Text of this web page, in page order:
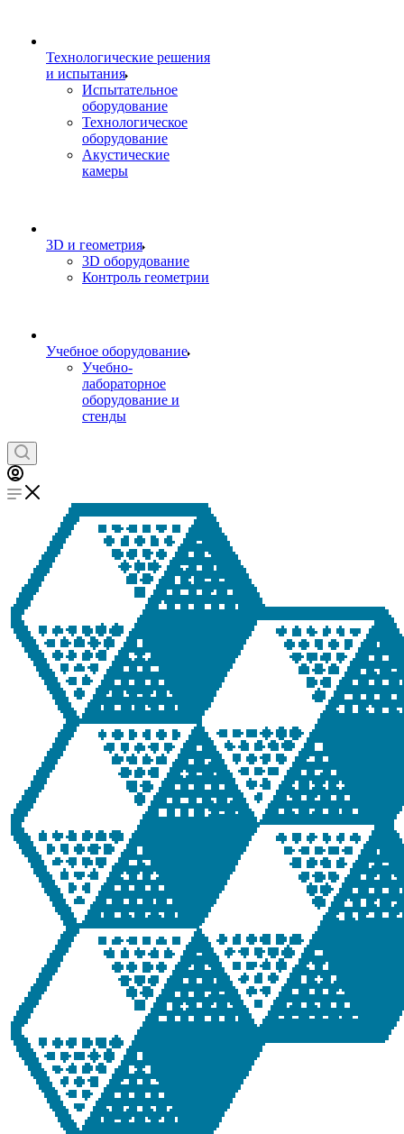
Технологические решения
и испытания
Испытательное
оборудование
Технологическое
оборудование
Акустические
камеры
3D и геометрия
3D оборудование
Контроль геометрии
Учебное оборудование
Учебно-
лабораторное
оборудование и
стенды